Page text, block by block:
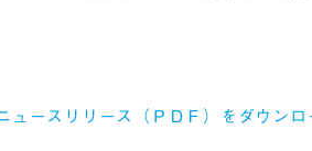
ュースリリース（ＰＤＦ）をダウンロ